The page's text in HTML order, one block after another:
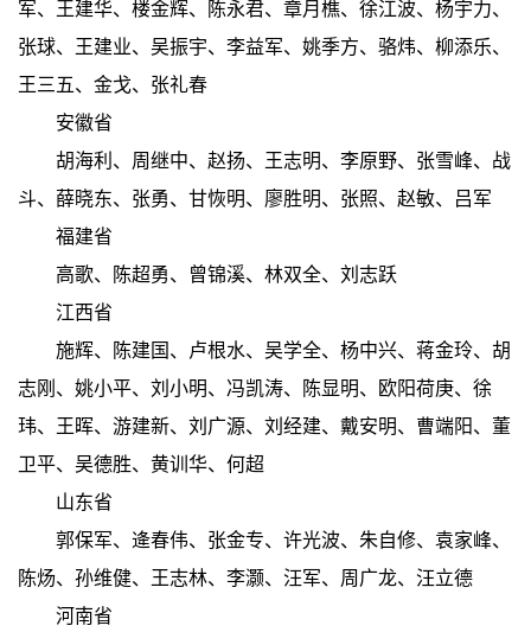
军、王建华、楼金辉、陈永君、章月樵、徐江波、杨宇力、
张球、王建业、吴振宇、李益军、姚季方、骆炜、柳添乐、
王三五、金戈、张礼春
安徽省
胡海利、周继中、赵扬、王志明、李原野、张雪峰、战
斗、薛晓东、张勇、甘恢明、廖胜明、张照、赵敏、吕军
福建省
高歌、陈超勇、曾锦溪、林双全、刘志跃
江西省
施辉、陈建国、卢根水、吴学全、杨中兴、蒋金玲、胡
志刚、姚小平、刘小明、冯凯涛、陈显明、欧阳荷庚、徐
玮、王晖、游建新、刘广源、刘经建、戴安明、曹端阳、董
卫平、吴德胜、黄训华、何超
山东省
郭保军、逄春伟、张金专、许光波、朱自修、袁家峰、
陈炀、孙维健、王志林、李灏、汪军、周广龙、汪立德
河南省